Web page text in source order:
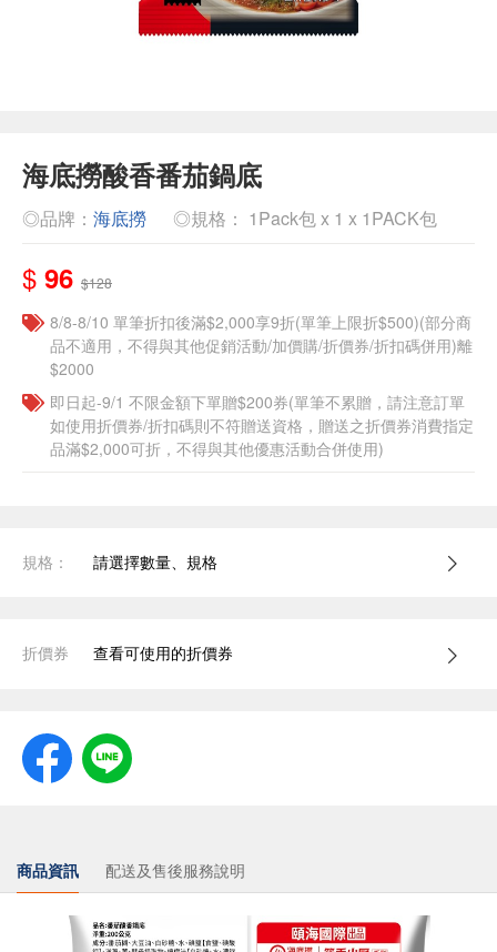
海底撈酸香番茄鍋底
◎品牌： 海底撈 ◎規格： 1Pack包 x 1 x 1PACK包
$ 96 $128
8/8-8/10 單筆折扣後滿$2,000享9折(單筆上限折$500)(部分商
品不適用，不得與其他促銷活動/加價購/折價券/折扣碼併用)離
$2000
即日起-9/1 不限金額下單贈$200券(單筆不累贈，請注意訂單
如使用折價券/折扣碼則不符贈送資格，贈送之折價券消費指定
品滿$2,000可折，不得與其他優惠活動合併使用)
規格： 請選擇數量、規格
折價券 查看可使用的折價券
商品資訊 配送及售後服務說明